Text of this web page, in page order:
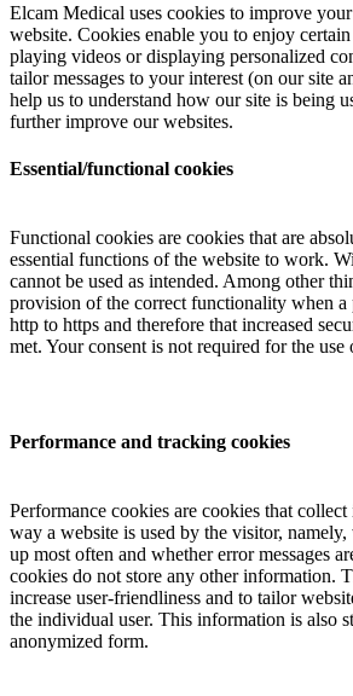
Elcam Medical uses cookies to improve
website. Cookies enable you to enjoy certain
playing videos or displaying personalized
tailor messages to your interest (on our site
help us to understand how our site is being
further improve our websites.
Essential/functional cookies
Functional cookies are cookies that are
essential functions of the website to work.
cannot be used as intended. Among other
provision of the correct functionality when a
http to https and therefore that increased
met. Your consent is not required for the use
Performance and tracking cookies
Performance cookies are cookies that
way a website is used by the visitor,
up most often and whether error messages
cookies do not store any other information.
increase user-friendliness and to tailor
the individual user. This information is also
anonymized form.